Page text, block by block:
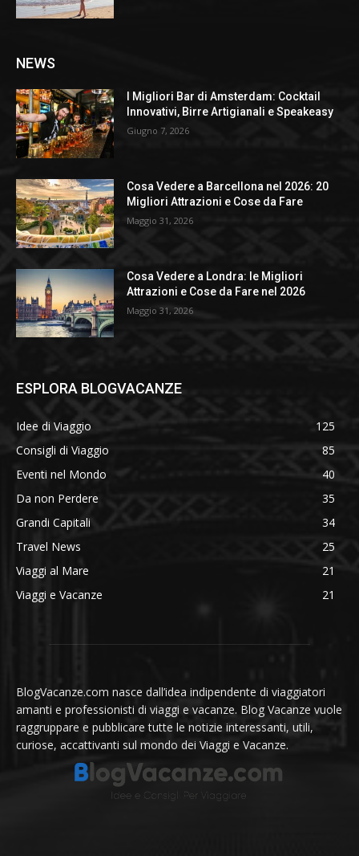
NEWS
I Migliori Bar di Amsterdam: Cocktail
Innovativi, Birre Artigianali e Speakeasy
Giugno 7, 2026
Cosa Vedere a Barcellona nel 2026: 20
Migliori Attrazioni e Cose da Fare
Maggio 31, 2026
Cosa Vedere a Londra: le Migliori
Attrazioni e Cose da Fare nel 2026
Maggio 31, 2026
ESPLORA BLOGVACANZE
Idee di Viaggio
125
Consigli di Viaggio
85
Eventi nel Mondo
40
Da non Perdere
35
Grandi Capitali
34
Travel News
25
Viaggi al Mare
21
Viaggi e Vacanze
21
BlogVacanze.com nasce dall’idea indipendente di viaggiatori
amanti e professionisti di viaggi e vacanze. Blog Vacanze vuole
raggruppare e pubblicare tutte le notizie interessanti, utili,
curiose, accattivanti sul mondo dei Viaggi e Vacanze.